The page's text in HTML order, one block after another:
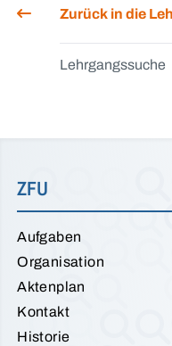
Zurück in die
Lehrgangssuche
ZFU
Aufgaben
Organisation
Aktenplan
Kontakt
Historie